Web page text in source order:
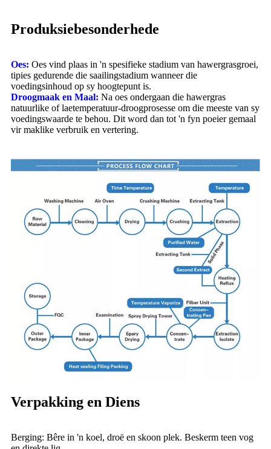
Produksiebesonderhede
Oes: Oes vind plaas in 'n spesifieke stadium van hawergrasgroei,
tipies gedurende die saailingstadium wanneer die
voedingsinhoud op sy hoogtepunt is.
Droogmaak en Maal: Na oes ondergaan die hawergras
natuurlike of laetemperatuur-droogprosesse om die meeste van sy
voedingswaarde te behou. Dit word dan tot 'n fyn poeier gemaal
vir maklike verbruik en vertering.
Verpakking en Diens
Berging: Bêre in 'n koel, droë en skoon plek. Beskerm teen vog